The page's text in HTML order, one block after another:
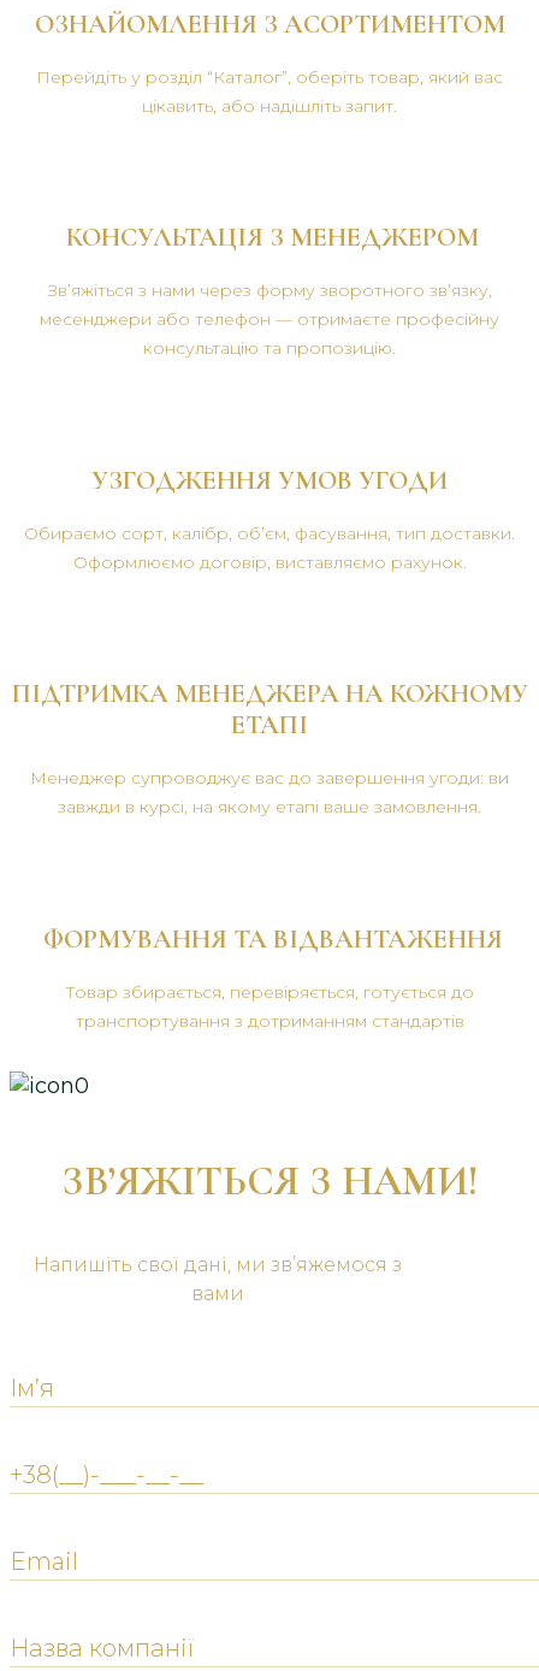
ОЗНАЙОМЛЕННЯ З АСОРТИМЕНТОМ
Перейдіть у розділ “Каталог”, оберіть товар, який вас
цікавить, або надішліть запит.
КОНСУЛЬТАЦІЯ З МЕНЕДЖЕРОМ
Зв’яжіться з нами через форму зворотного зв’язку,
месенджери або телефон — отримаєте професійну
консультацію та пропозицію.
УЗГОДЖЕННЯ УМОВ УГОДИ
Обираємо сорт, калібр, об’єм, фасування, тип доставки.
Оформлюємо договір, виставляємо рахунок.
ПІДТРИМКА МЕНЕДЖЕРА НА КОЖНОМУ
ЕТАПІ
Менеджер супроводжує вас до завершення угоди: ви
завжди в курсі, на якому етапі ваше замовлення.
ФОРМУВАННЯ ТА ВІДВАНТАЖЕННЯ
Товар збирається, перевіряється, готується до
транспортування з дотриманням стандартів
ЗВ’ЯЖІТЬСЯ З НАМИ!
Напишіть свої дані, ми зв’яжемося з
вами